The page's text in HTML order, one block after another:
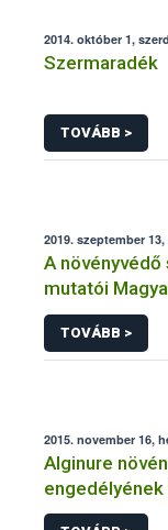
2014. október 1,
Szermaradék
TOVÁBB >
2019. szeptember
A
mutatói
TOVÁBB >
2015. november 16,
Alginure